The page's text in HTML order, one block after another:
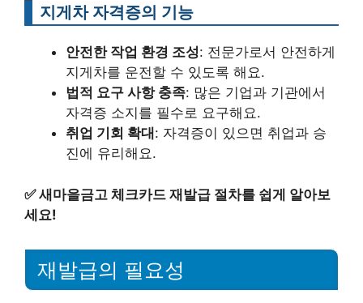
지게차 자격증의 기능
안전한 작업 환경 조성: 전문가로서 안전하게
지게차를 운전할 수 있도록 해요.
법적 요구 사항 충족: 많은 기업과 기관에서
자격증 소지를 필수로 요구해요.
취업 기회 확대 : 자격증이 있으면 취업과 승
진에 유리해요.
✅새마을금고 체크카드 재발급 절차를 쉽게 알아보
세요!
재발급의 필요성